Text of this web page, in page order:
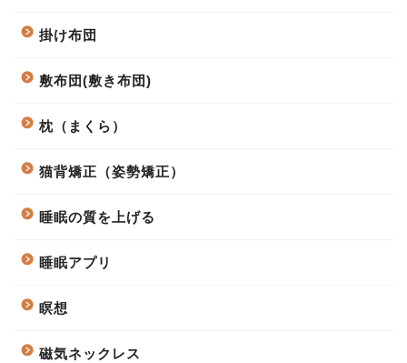
掛け布団
敷布団(敷き布団)
枕（まくら）
猫背矯正（姿勢矯正）
睡眠の質を上げる
睡眠アプリ
瞑想
磁気ネックレス